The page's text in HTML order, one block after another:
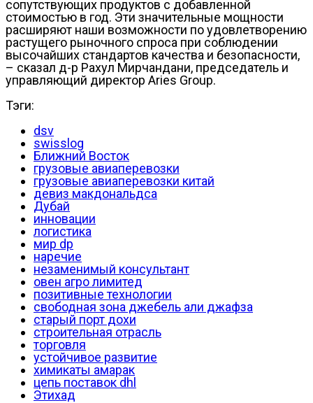
сопутствующих продуктов с добавленной
стоимостью в год. Эти значительные мощности
расширяют наши возможности по удовлетворению
растущего рыночного спроса при соблюдении
высочайших стандартов качества и безопасности,
– сказал д-р Рахул Мирчандани, председатель и
управляющий директор Aries Group.
Тэги:
dsv
swisslog
Ближний Восток
грузовые авиаперевозки
грузовые авиаперевозки китай
девиз макдональдса
Дубай
инновации
логистика
мир dp
наречие
незаменимый консультант
овен агро лимитед
позитивные технологии
свободная зона джебель али джафза
старый порт дохи
строительная отрасль
торговля
устойчивое развитие
химикаты амарак
цепь поставок dhl
Этихад